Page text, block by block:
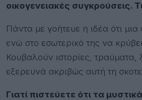
οικογενειακές συγκρούσεις.
Πάντα με γοήτευε η ιδέα ότι
ενώ στο εσωτερικό της να
Κουβαλούν ιστορίες,
εξερευνά ακριβώς αυτή τη
Γιατί πιστεύετε ότι τα